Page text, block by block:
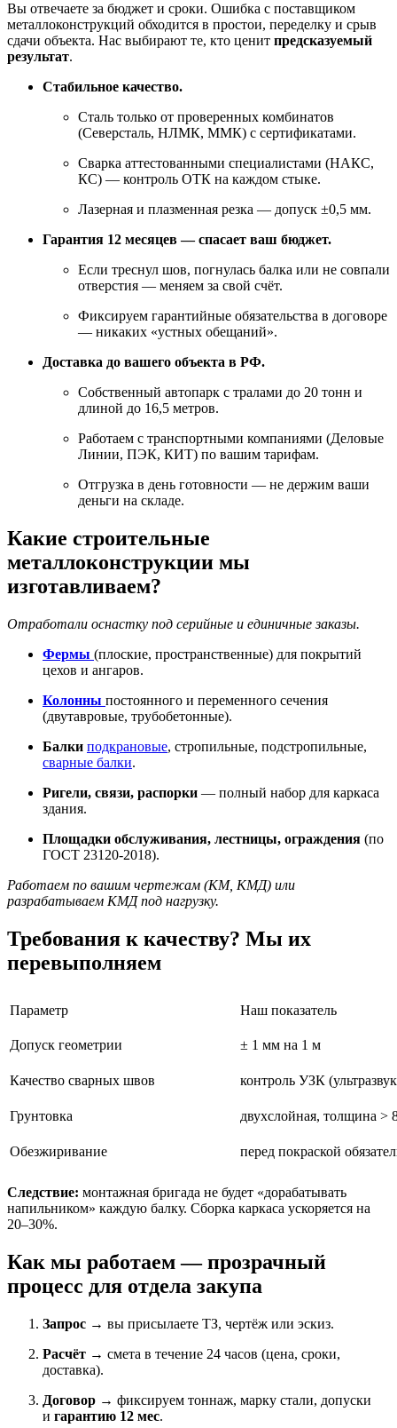
Вы отвечаете за бюджет и сроки. Ошибка с поставщиком
металлоконструкций обходится в простои, переделку и срыв
сдачи объекта. Нас выбирают те, кто ценит предсказуемый
результат.
Стабильное качество.
Сталь только от проверенных комбинатов
(Северсталь, НЛМК, ММК) с сертификатами.
Сварка аттестованными специалистами (НАКС,
КС) — контроль ОТК на каждом стыке.
Лазерная и плазменная резка — допуск ±0,5 мм.
Гарантия 12 месяцев — спасает ваш бюджет.
Если треснул шов, погнулась балка или не совпали
отверстия — меняем за свой счёт.
Фиксируем гарантийные обязательства в договоре
— никаких «устных обещаний».
Доставка до вашего объекта в РФ.
Собственный автопарк с тралами до 20 тонн и
длиной до 16,5 метров.
Работаем с транспортными компаниями (Деловые
Линии, ПЭК, КИТ) по вашим тарифам.
Отгрузка в день готовности — не держим ваши
деньги на складе.
Какие строительные
металлоконструкции мы
изготавливаем?
Отработали оснастку под серийные и единичные заказы.
Фермы (плоские, пространственные) для покрытий
цехов и ангаров.
Колонны постоянного и переменного сечения
(двутавровые, трубобетонные).
Балки подкрановые, стропильные, подстропильные,
сварные балки.
Ригели, связи, распорки — полный набор для каркаса
здания.
Площадки обслуживания, лестницы, ограждения (по
ГОСТ 23120-2018).
Работаем по вашим чертежам (КМ, КМД) или
разрабатываем КМД под нагрузку.
Требования к качеству? Мы их
перевыполняем
Параметр Наш показатель
Допуск геометрии ± 1 мм на 1 м
Качество сварных швов контроль УЗК
Грунтовка двухслойная, толщина >
Обезжиривание перед покраской
Следствие: монтажная бригада не будет «дорабатывать
напильником» каждую балку. Сборка каркаса ускоряется на
20–30%.
Как мы работаем — прозрачный
процесс для отдела закупа
Запрос → вы присылаете ТЗ, чертёж или эскиз.
Расчёт → смета в течение 24 часов (цена, сроки,
доставка).
Договор → фиксируем тоннаж, марку стали, допуски
и гарантию 12 мес.